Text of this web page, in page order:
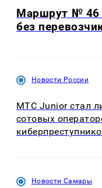
Маршрут № 46
без
Новости России
МТС Junior стал
сотовых
Новости Самары